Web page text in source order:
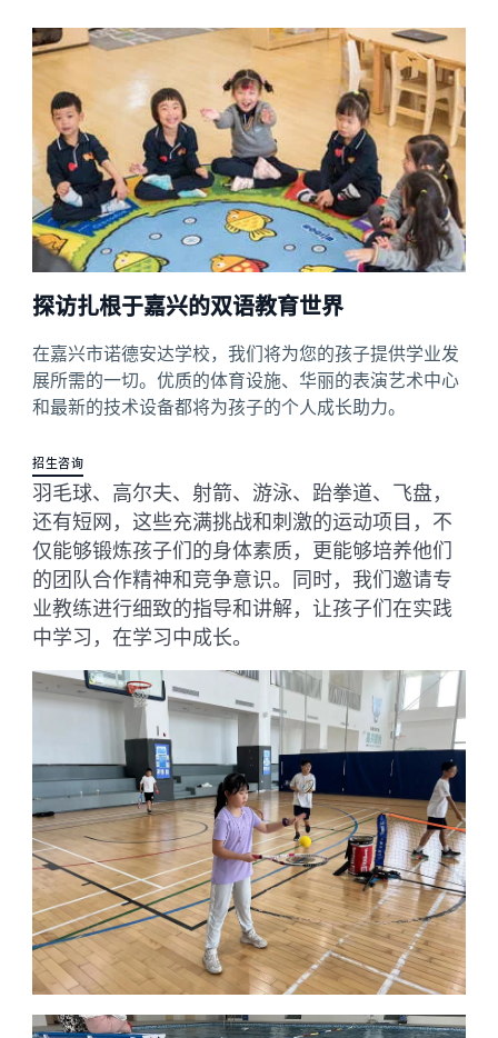
探访扎根于嘉兴的双语教育世界
在嘉兴市诺德安达学校，我们将为您的孩子提供学业发
展所需的一切。优质的体育设施、华丽的表演艺术中心
和最新的技术设备都将为孩子的个人成长助力。
招生咨询
羽毛球、高尔夫、射箭、游泳、跆拳道、飞盘，
还有短网，这些充满挑战和刺激的运动项目，不
仅能够锻炼孩子们的身体素质，更能够培养他们
的团队合作精神和竞争意识。同时，我们邀请专
业教练进行细致的指导和讲解，让孩子们在实践
中学习，在学习中成长。